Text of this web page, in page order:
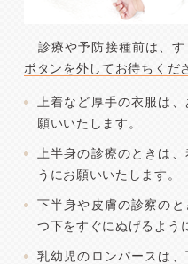
診療や予防接種前は、
ボタンを外してお待ちくだ
上着など厚手の衣服は
願いいたします。
上半身の診療のときは
うにお願いいたします。
下半身や皮膚の診察の
つ下をすぐにぬげるよう
乳幼児のロンパースは